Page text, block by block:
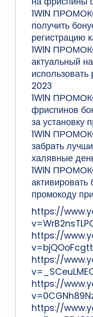
1WIN
получить
регистрацию
1WIN
актуальный
использовать
2023
1WIN
фриспинов
за установку
1WIN
забрать
халявные
1WIN
промокоду
https://
https://
https://
https://
https://